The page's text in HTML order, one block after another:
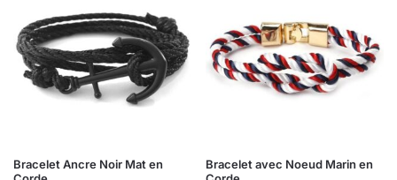
Bracelet Ancre Noir Mat en
Bracelet avec Noeud Marin en